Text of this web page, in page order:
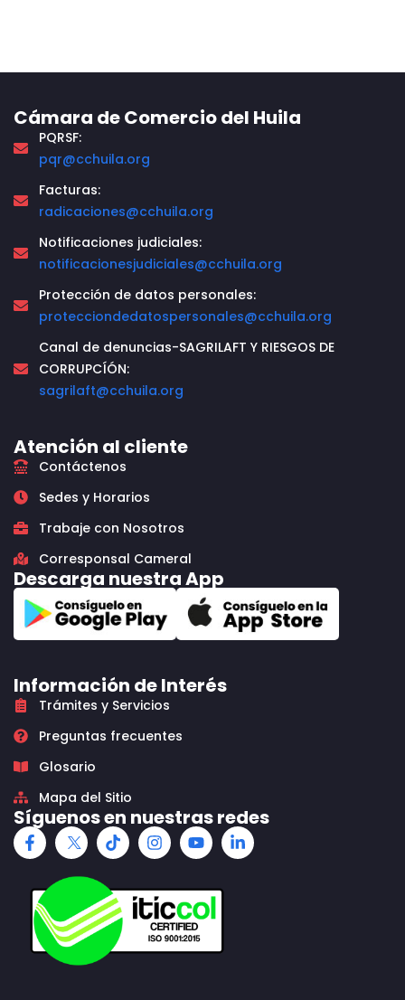
Cámara de Comercio del Huila
PQRSF:
pqr@cchuila.org
Facturas:
radicaciones@cchuila.org
Notificaciones judiciales:
notificacionesjudiciales@cchuila.org
Protección de datos personales:
protecciondedatospersonales@cchuila.org
Canal de denuncias-SAGRILAFT Y RIESGOS DE
CORRUPCÍÓN:
sagrilaft@cchuila.org
Atención al cliente
Contáctenos
Sedes y Horarios
Trabaje con Nosotros
Corresponsal Cameral
Descarga nuestra App
Información de Interés
Trámites y Servicios
Preguntas frecuentes
Glosario
Mapa del Sitio
Síguenos en nuestras redes